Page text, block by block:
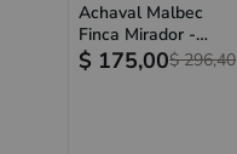
Achaval Malbec
Finca Mirador -
750ml
$296,40
$ 175,00